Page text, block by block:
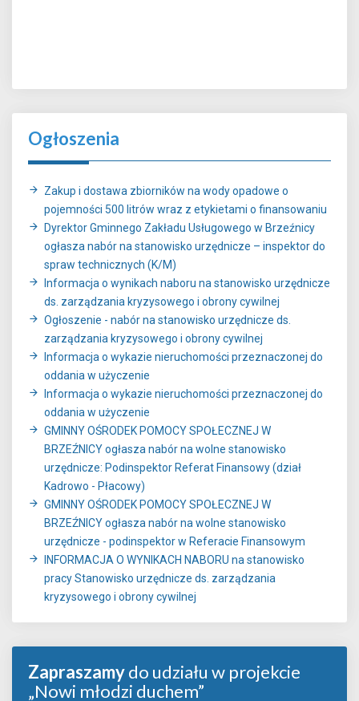
Ogłoszenia
Zakup i dostawa zbiorników na wody opadowe o
pojemności 500 litrów wraz z etykietami o finansowaniu
Dyrektor Gminnego Zakładu Usługowego w Brzeźnicy
ogłasza nabór na stanowisko urzędnicze – inspektor do
spraw technicznych (K/M)
Informacja o wynikach naboru na stanowisko urzędnicze
ds. zarządzania kryzysowego i obrony cywilnej
Ogłoszenie - nabór na stanowisko urzędnicze ds.
zarządzania kryzysowego i obrony cywilnej
Informacja o wykazie nieruchomości przeznaczonej do
oddania w użyczenie
Informacja o wykazie nieruchomości przeznaczonej do
oddania w użyczenie
GMINNY OŚRODEK POMOCY SPOŁECZNEJ W
BRZEŹNICY ogłasza nabór na wolne stanowisko
urzędnicze: Podinspektor Referat Finansowy (dział
Kadrowo - Płacowy)
GMINNY OŚRODEK POMOCY SPOŁECZNEJ W
BRZEŹNICY ogłasza nabór na wolne stanowisko
urzędnicze - podinspektor w Referacie Finansowym
INFORMACJA O WYNIKACH NABORU na stanowisko
pracy Stanowisko urzędnicze ds. zarządzania
kryzysowego i obrony cywilnej
Zapraszamydo udziału w projekcie
„Nowi młodzi duchem”